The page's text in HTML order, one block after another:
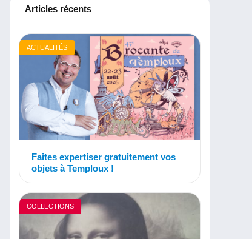
Articles récents
ACTUALITÉS
Faites expertiser gratuitement vos
objets à Temploux !
COLLECTIONS